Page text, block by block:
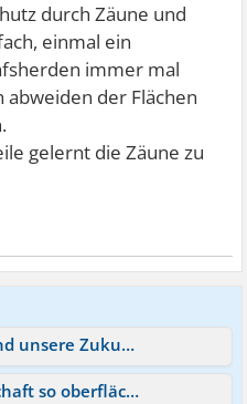
durch Zäune und
einmal ein
immer mal
der Flächen
gelernt die Zäune zu
Angst um meinen Sohn und unsere Zukunft
Warum ist unsere Gesellschaft so oberflächlich geworden